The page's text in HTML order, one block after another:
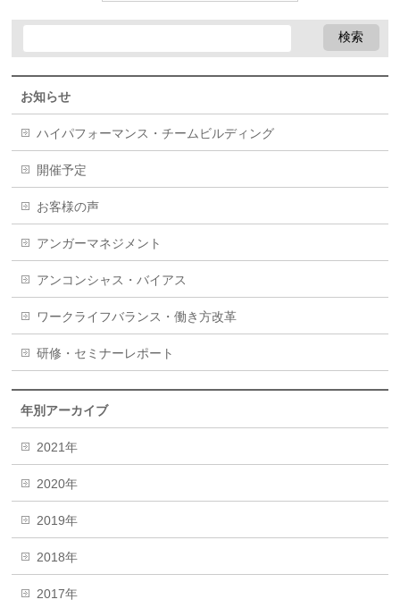
お知らせ
ハイパフォーマンス・チームビルディング
開催予定
お客様の声
アンガーマネジメント
アンコンシャス・バイアス
ワークライフバランス・働き方改革
研修・セミナーレポート
年別アーカイブ
2021年
2020年
2019年
2018年
2017年